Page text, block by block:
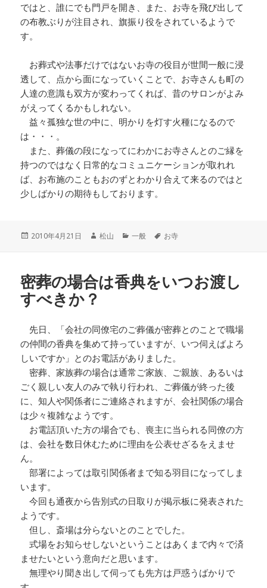
ではと、誰にでも門戸を開き、また、お寺を飛び出して
の布教ぶりが注目され、旗振り役をされているようで
す。
お葬式や法事だけではないお寺の役目が世間一般に浸
透して、点から面になっていくことで、お寺さんも町の
人達の意識も双方が変わってくれば、昔のサロンがよみ
がえってくるかもしれない。
益々孤独な世の中に、明かりを灯す火種になるので
は・・・。
また、葬儀の段になってにわかにお寺さんとのご縁を
持つのではなく日常的なコミュニケーションが取れれ
ば、お布施のこともおのずとわかり合えて来るのではと
少しばかりの期待もしております。
投
2010年4月21日
作
松山
カ
ー
一般
タ
お寺
密葬の場合は香典をいつお渡し
すべきか？
先日、「会社の同僚宅のご葬儀が密葬とのことで職場
の仲間の香典を集めて持っていますが、いつ伺えばよろ
しいですか」とのお電話がありました。
密葬、家族葬の場合は通常ご家族、ご親族、あるいは
ごく親しい友人のみで執り行われ、ご葬儀が終った後
に、知人や関係者にご連絡されますが、会社関係の場合
は少々複雑なようです。
お電話頂いた方の場合でも、喪主に当られる同僚の方
は、会社を数日休むために理由を公表せざるをえませ
ん。
部署によっては取引関係者まで知る羽目になってしま
います。
今回も通夜から告別式の日取りが掲示板に発表された
ようです。
但し、斎場は分らないとのことでした。
式場をお知らせしないということはあくまで内々で済
ませたいという意向だと思います。
無理やり聞き出して伺っても先方は戸惑うばかりで